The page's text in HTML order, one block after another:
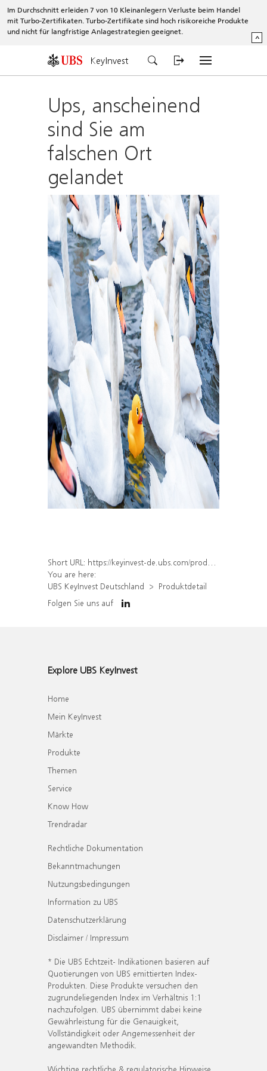
Im Durchschnitt erleiden 7 von 10 Kleinanlegern Verluste beim Handel
mit Turbo-Zertifikaten. Turbo-Zertifikate sind hoch risikoreiche Produkte
und nicht für langfristige Anlagestrategien geeignet.
^
KeyInvest
Ups, anscheinend
sind Sie am
falschen Ort
gelandet
Short URL: https://keyinvest-de.ubs.com/produkt/detail/index/isin/DE000WA4NEP6
You are here:
UBS KeyInvest Deutschland
Produktdetail
Folgen Sie uns auf
Explore UBS KeyInvest
Home
Mein KeyInvest
Märkte
Produkte
Themen
Service
Know How
Trendradar
Rechtliche Dokumentation
Bekanntmachungen
Nutzungsbedingungen
Information zu UBS
Datenschutzerklärung
Disclaimer / Impressum
* Die UBS Echtzeit- Indikationen basieren auf
Quotierungen von UBS emittierten Index-
Produkten. Diese Produkte versuchen den
zugrundeliegenden Index im Verhältnis 1:1
nachzufolgen. UBS übernimmt dabei keine
Gewährleistung für die Genauigkeit,
Vollständigkeit oder Angemessenheit der
angewandten Methodik.